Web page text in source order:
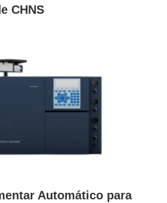
CHNS
Automático para